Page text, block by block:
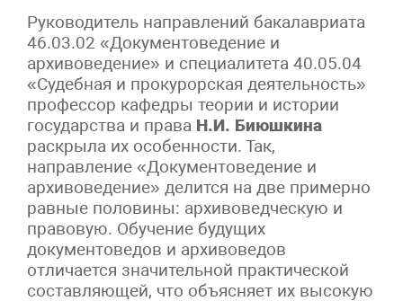
Руководитель направлений бакалавриата
46.03.02 «Документоведение и
архивоведение» и специалитета 40.05.04
«Судебная и прокурорская деятельность»
профессор кафедры теории и истории
государства и права Н.И. Биюшкина
раскрыла их особенности. Так,
направление «Документоведение и
архивоведение» делится на две примерно
равные половины: архивоведческую и
правовую. Обучение будущих
документоведов и архивоведов
отличается значительной практической
составляющей, что объясняет их высокую